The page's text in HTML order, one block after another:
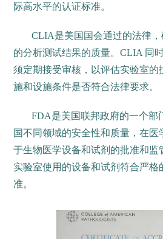
际高水平的认证标准。
CLIA是美国国会通过的法律
的分析测试结果的质量。CLIA 同
须定期接受审核，以评估实验室的
施和设施条件是否符合法律要求。
FDA是美国联邦政府的一个部
国不同领域的安全性和质量，在
于生物医学设备和试剂的批准和监
实验室使用的设备和试剂符合严格
准。